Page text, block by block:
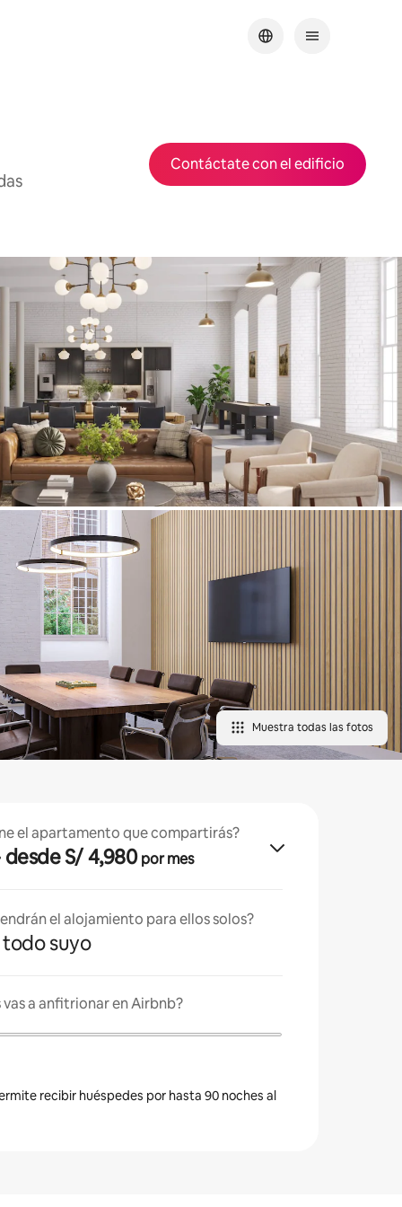
Contáctate con el edificio
Muestra todas las fotos
el apartamento que compartirás?
· desde S/ 4,980por mes
el alojamiento para ellos solos?
todo suyo
a anfitrionar en Airbnb?
recibir huéspedes por hasta 90 noches al